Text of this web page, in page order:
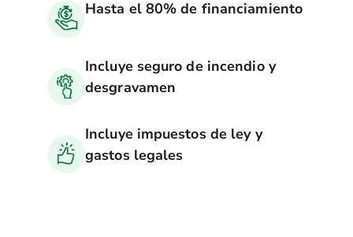
Hasta el 80% de financiamiento
Incluye seguro de incendio y
desgravamen
Incluye impuestos de ley y
gastos legales